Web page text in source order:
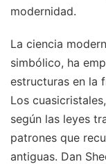
modernidad.
La ciencia
simbólico, ha
estructuras en la
Los
según las leyes
patrones que
antiguas. Dan